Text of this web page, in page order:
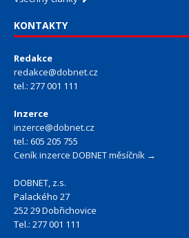
KONTAKTY
Redakce
redakce@dobnet.cz
tel.: 277 001 111
Inzerce
inzerce@dobnet.cz
tel.: 605 205 755
Ceník inzerce DOBNET měsíčník →
DOBNET, z.s.
Palackého 27
252 29 Dobřichovice
Tel.: 277 001 111